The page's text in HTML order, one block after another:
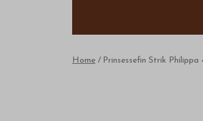
Philippa
4.2cm
Home Prinsessefin Strik Philippa